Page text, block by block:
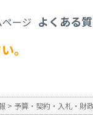
よくある
。
> 予算・契約・入札・財